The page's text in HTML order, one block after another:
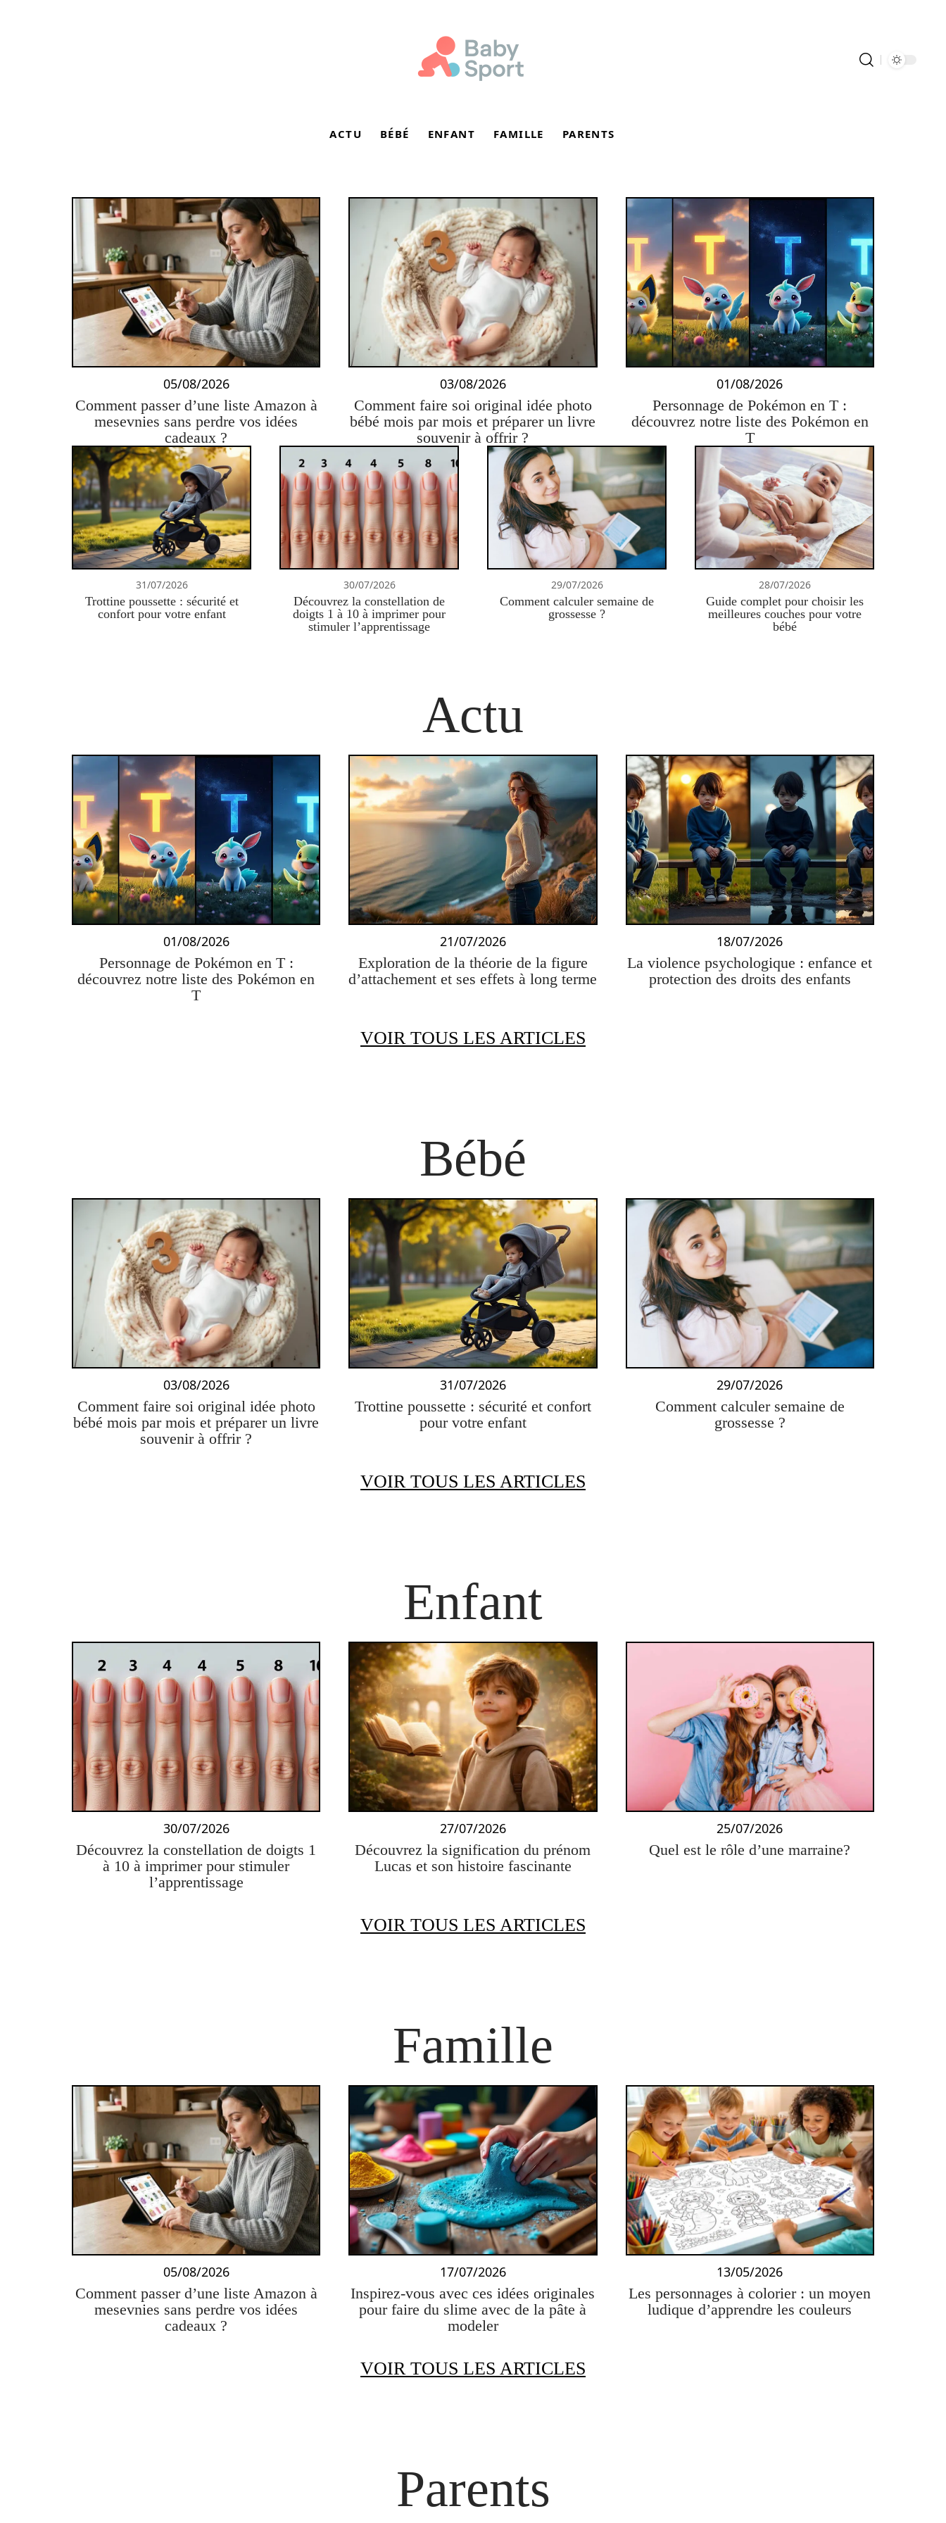
ACTU BÉBÉ ENFANT FAMILLE PARENTS
05/08/2026
Comment passer d’une liste Amazon à
mesevnies sans perdre vos idées
cadeaux ?
03/08/2026
Comment faire soi original idée photo
bébé mois par mois et préparer un livre
souvenir à offrir ?
01/08/2026
Personnage de Pokémon en T :
découvrez notre liste des Pokémon en
T
31/07/2026
Trottine poussette : sécurité et
confort pour votre enfant
30/07/2026
Découvrez la constellation de
doigts 1 à 10 à imprimer pour
stimuler l’apprentissage
29/07/2026
Comment calculer semaine de
grossesse ?
28/07/2026
Guide complet pour choisir les
meilleures couches pour votre
bébé
Actu
01/08/2026
Personnage de Pokémon en T :
découvrez notre liste des Pokémon en
T
21/07/2026
Exploration de la théorie de la figure
d’attachement et ses effets à long terme
18/07/2026
La violence psychologique : enfance et
protection des droits des enfants
VOIR TOUS LES ARTICLES
Bébé
03/08/2026
Comment faire soi original idée photo
bébé mois par mois et préparer un livre
souvenir à offrir ?
31/07/2026
Trottine poussette : sécurité et confort
pour votre enfant
29/07/2026
Comment calculer semaine de
grossesse ?
VOIR TOUS LES ARTICLES
Enfant
30/07/2026
Découvrez la constellation de doigts 1
à 10 à imprimer pour stimuler
l’apprentissage
27/07/2026
Découvrez la signification du prénom
Lucas et son histoire fascinante
25/07/2026
Quel est le rôle d’une marraine?
VOIR TOUS LES ARTICLES
Famille
05/08/2026
Comment passer d’une liste Amazon à
mesevnies sans perdre vos idées
cadeaux ?
17/07/2026
Inspirez-vous avec ces idées originales
pour faire du slime avec de la pâte à
modeler
13/05/2026
Les personnages à colorier : un moyen
ludique d’apprendre les couleurs
VOIR TOUS LES ARTICLES
Parents